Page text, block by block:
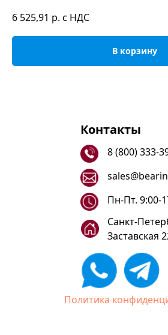
6 525,91 р. с НДС
В корзину
Контакты
8 (800) 333-
Санкт-
Заставская
Пн-Пт. 9:00-
Политика